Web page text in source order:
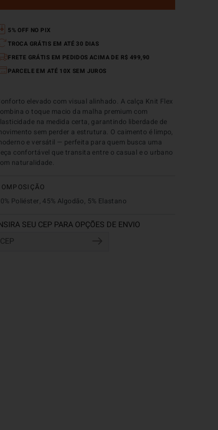
5% OFF NO PIX
TROCA GRÁTIS EM ATÉ 30 DIAS
FRETE GRÁTIS EM PEDIDOS ACIMA DE R$ 499,90
PARCELE EM ATÉ 10X SEM JUROS
elevado com visual alinhado. A calça Knit Flex
o toque macio da malha premium com
na medida certa, garantindo liberdade de
sem perder a estrutura. O caimento é limpo,
e versátil — perfeita para quem busca uma
confortável que transita entre o casual e o urbano
naturalidade.
Poliéster, 45% Algodão, 5% Elastano